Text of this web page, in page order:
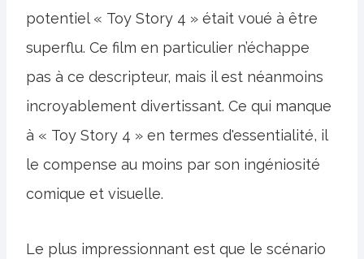
potentiel « Toy Story 4 » était voué à être
superflu. Ce film en particulier n’échappe
pas à ce descripteur, mais il est néanmoins
incroyablement divertissant. Ce qui manque
à « Toy Story 4 » en termes d'essentialité, il
le compense au moins par son ingéniosité
comique et visuelle.
Le plus impressionnant est que le scénario